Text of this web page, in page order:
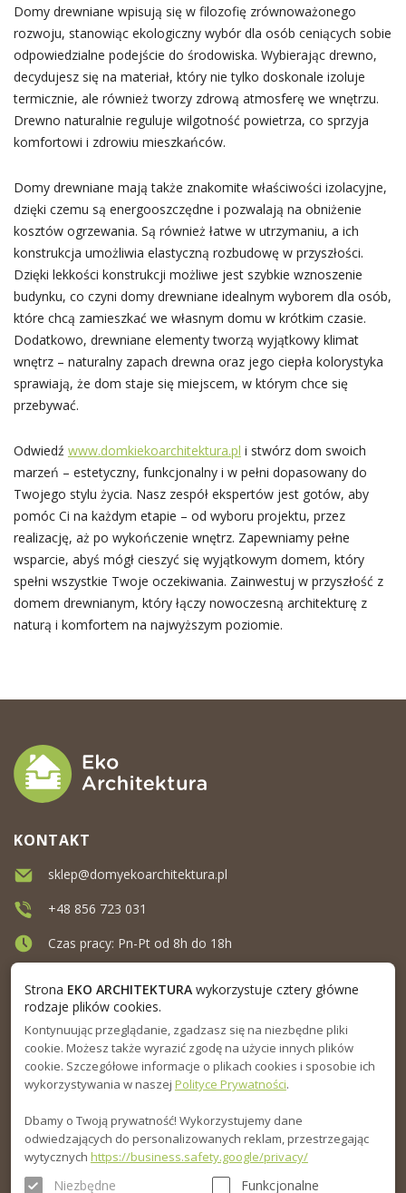
Domy drewniane wpisują się w filozofię zrównoważonego
rozwoju, stanowiąc ekologiczny wybór dla osób ceniących sobie
odpowiedzialne podejście do środowiska. Wybierając drewno,
decydujesz się na materiał, który nie tylko doskonale izoluje
termicznie, ale również tworzy zdrową atmosferę we wnętrzu.
Drewno naturalnie reguluje wilgotność powietrza, co sprzyja
komfortowi i zdrowiu mieszkańców.
Domy drewniane mają także znakomite właściwości izolacyjne,
dzięki czemu są energooszczędne i pozwalają na obniżenie
kosztów ogrzewania. Są również łatwe w utrzymaniu, a ich
konstrukcja umożliwia elastyczną rozbudowę w przyszłości.
Dzięki lekkości konstrukcji możliwe jest szybkie wznoszenie
budynku, co czyni domy drewniane idealnym wyborem dla osób,
które chcą zamieszkać we własnym domu w krótkim czasie.
Dodatkowo, drewniane elementy tworzą wyjątkowy klimat
wnętrz – naturalny zapach drewna oraz jego ciepła kolorystyka
sprawiają, że dom staje się miejscem, w którym chce się
przebywać.
Odwiedź www.domkiekoarchitektura.pl i stwórz dom swoich
marzeń – estetyczny, funkcjonalny i w pełni dopasowany do
Twojego stylu życia. Nasz zespół ekspertów jest gotów, aby
pomóc Ci na każdym etapie – od wyboru projektu, przez
realizację, aż po wykończenie wnętrz. Zapewniamy pełne
wsparcie, abyś mógł cieszyć się wyjątkowym domem, który
spełni wszystkie Twoje oczekiwania. Zainwestuj w przyszłość z
domem drewnianym, który łączy nowoczesną architekturę z
naturą i komfortem na najwyższym poziomie.
MENU
INFORMACJA
PORADNIK
KONTAKT
sklep@domyekoarchitektura.pl
+48 856 723 031
Czas pracy: Pn-Pt od 8h do 18h
Strona EKO ARCHITEKTURAwykorzystuje cztery główne
rodzaje plików cookies.
Kontynuując przeglądanie, zgadzasz się na niezbędne pliki
cookie. Możesz także wyrazić zgodę na użycie innych plików
cookie. Szczegółowe informacje o plikach cookies i sposobie ich
wykorzystywania w naszej Polityce Prywatności.
Dbamy o Twoją prywatność! Wykorzystujemy dane
odwiedzających do personalizowanych reklam, przestrzegając
wytycznych https://business.safety.google/privacy/
Niezbędne Funkcjonalne